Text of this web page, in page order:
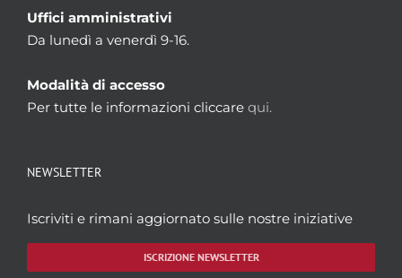
Uffici amministrativi
Da lunedì a venerdì 9-16.
Modalità di accesso
Per tutte le informazioni cliccare qui.
NEWSLETTER
Iscriviti e rimani aggiornato sulle nostre iniziative
ISCRIZIONE NEWSLETTER